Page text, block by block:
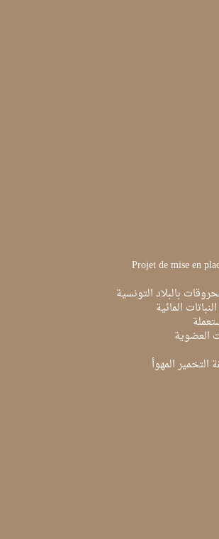
Projet de mise en
بالبلاد التونسية
المائية
العضوية
المهوأ